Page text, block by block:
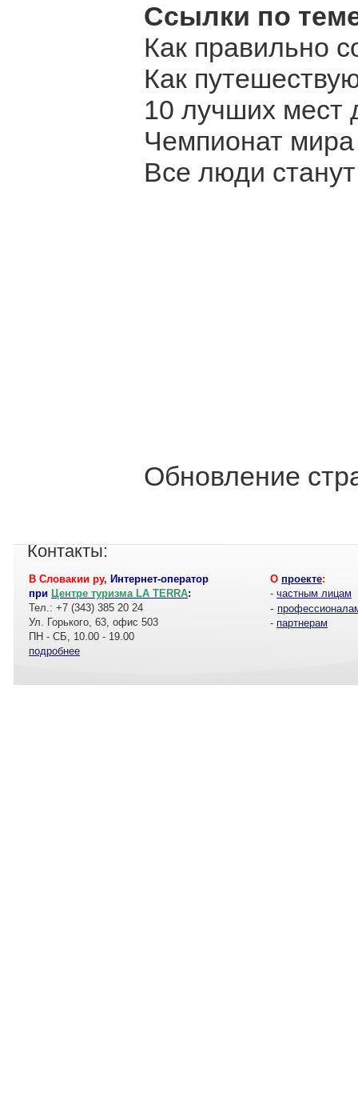
Ссылки по
Как правильно
Как
10 лучших мест
Чемпионат мира
Все люди
Обновление
Контакты:
В Словакии ру, Интернет-оператор
при Центре туризма LA TERRA:
Тел.: +7 (343) 385 20 24
Ул. Горького, 63, офис 503
ПН - СБ, 10.00 - 19.00
подробнее
О проекте:
- частным лицам
-
- партнерам